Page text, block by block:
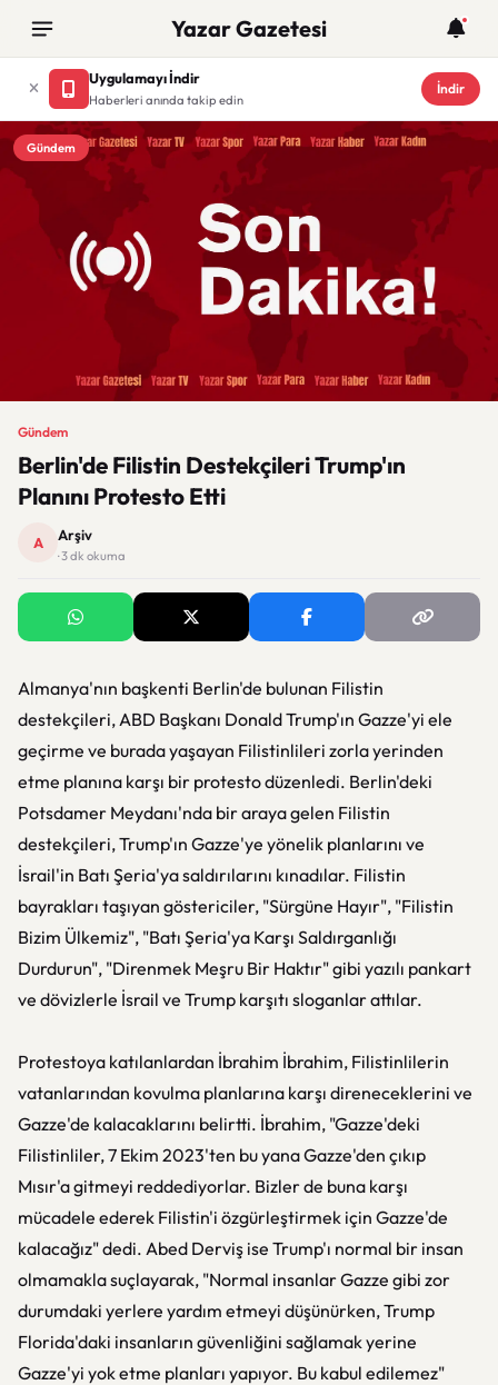
Yazar Gazetesi
Uygulamayı İndir
Haberleri anında takip edin
İndir
Gündem
Gündem
Berlin'de Filistin Destekçileri Trump'ın
Planını Protesto Etti
A Arşiv
· 3 dk okuma
Almanya'nın başkenti Berlin'de bulunan Filistin
destekçileri, ABD Başkanı Donald Trump'ın Gazze'yi ele
geçirme ve burada yaşayan Filistinlileri zorla yerinden
etme planına karşı bir protesto düzenledi. Berlin'deki
Potsdamer Meydanı'nda bir araya gelen Filistin
destekçileri, Trump'ın Gazze'ye yönelik planlarını ve
İsrail'in Batı Şeria'ya saldırılarını kınadılar. Filistin
bayrakları taşıyan göstericiler, "Sürgüne Hayır", "Filistin
Bizim Ülkemiz", "Batı Şeria'ya Karşı Saldırganlığı
Durdurun", "Direnmek Meşru Bir Haktır" gibi yazılı pankart
ve dövizlerle İsrail ve Trump karşıtı sloganlar attılar.
Protestoya katılanlardan İbrahim İbrahim, Filistinlilerin
vatanlarından kovulma planlarına karşı direneceklerini ve
Gazze'de kalacaklarını belirtti. İbrahim, "Gazze'deki
Filistinliler, 7 Ekim 2023'ten bu yana Gazze'den çıkıp
Mısır'a gitmeyi reddediyorlar. Bizler de buna karşı
mücadele ederek Filistin'i özgürleştirmek için Gazze'de
kalacağız" dedi. Abed Derviş ise Trump'ı normal bir insan
olmamakla suçlayarak, "Normal insanlar Gazze gibi zor
durumdaki yerlere yardım etmeyi düşünürken, Trump
Florida'daki insanların güvenliğini sağlamak yerine
Gazze'yi yok etme planları yapıyor. Bu kabul edilemez"